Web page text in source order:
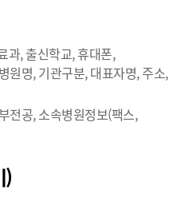
과, 출신학교, 휴대폰,
원명, 기관구분, 대표자명, 주소,
전공, 소속병원정보(팩스,
)